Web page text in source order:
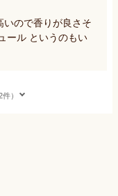
いので香りが良さそ
ール というのもい
）